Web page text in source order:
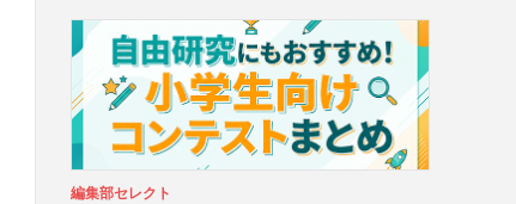
編集部セレクト